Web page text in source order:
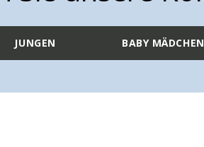
JUNGEN BABY MÄDCHEN